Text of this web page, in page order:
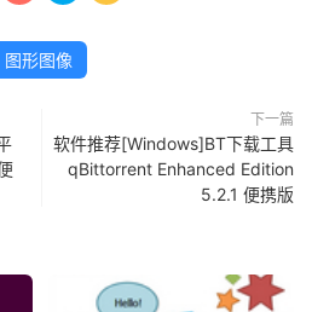
图形图像
下一篇
软件推荐[Windows]BT下载工具
qBittorrent Enhanced Edition
5.2.1 便携版